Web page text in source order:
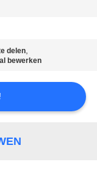
delen,
bewerken